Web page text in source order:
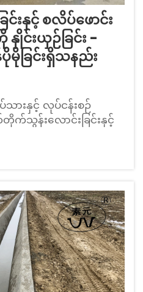
င်းနှင့် စလိပ်ဖောင်း
နှိုင်းယှဉ်ခြင်း -
ခြင်းရှိသနည်း
ားနှင့် လုပ်ငန်းစဉ်
တိုက်သွန်းလောင်းခြင်းနှင့်
သည် Stop-Start စက်ဝိုင်း
။ Slipform paving သည်
ားတွင် တွေ့ရသည့် ရပ်တန့်၍
းသည် ကွန်ကရစ်ကို
ပ်ပေးသောကြောင့်ဖြစ်